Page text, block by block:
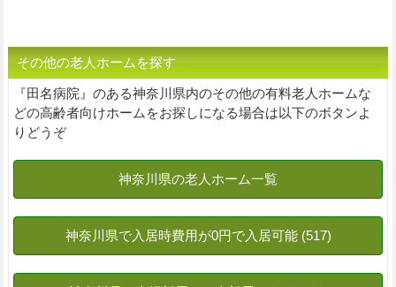
その他の老人ホームを探す
『田名病院』のある神奈川県内のその他の有料老人ホームな
どの高齢者向けホームをお探しになる場合は以下のボタンよ
りどうぞ